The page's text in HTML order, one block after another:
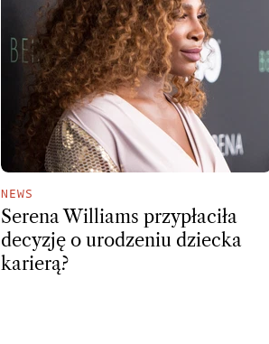
NEWS
Serena Williams przypłaciła
decyzję o urodzeniu dziecka
karierą?